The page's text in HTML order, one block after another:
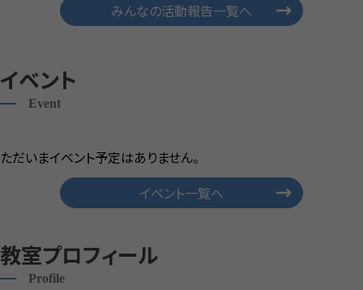
みんなの活動報告一覧へ
イベント
Event
ただいまイベント予定はありません。
イベント一覧へ
教室プロフィール
Profile